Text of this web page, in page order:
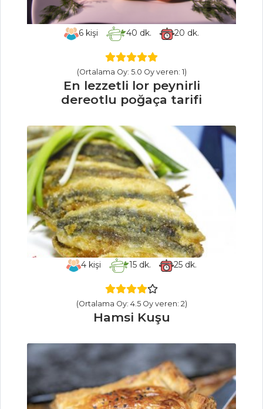
Çikolatalı ve
Sade Pankek
KAHVE GLAZÜRLÜ
ELMALI KREP
TATLISI
Pasta ve Tatlılar
Tüm Tarifleri
SEBZE
YEMEKLERI
Zeytinyağlı Kış
Dolması
Karnabahar
Kızartma
Bulgurlu Kuru
Dolma
Tüm Tarifleri
SALATALAR
6kişi 40 dk. 20 dk.
(Ortalama Oy: 5.0 Oy veren: 1)
En lezzetli lor peynirli
dereotlu poğaça tarifi
4kişi 15 dk. 25 dk.
(Ortalama Oy: 4.5 Oy veren: 2)
Hamsi Kuşu